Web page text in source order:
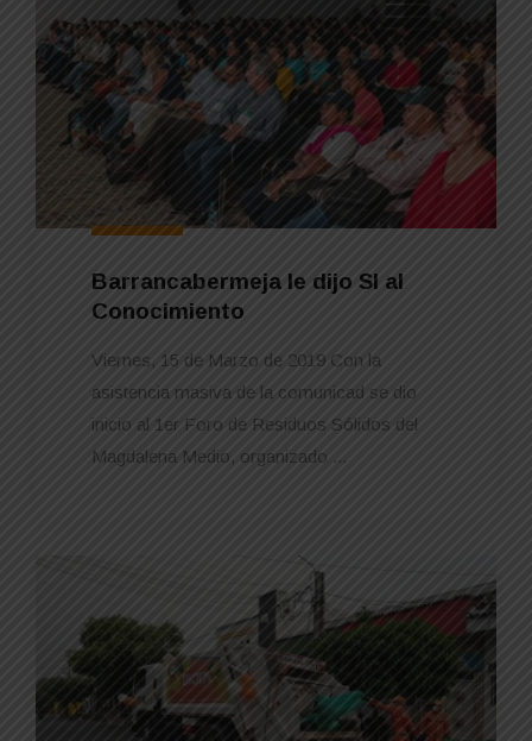
Barrancabermeja le dijo SI al
Conocimiento
Viernes, 15 de Marzo de 2019 Con la
asistencia masiva de la comunicad se dio
inicio al 1er Foro de Residuos Sólidos del
Magdalena Medio, organizado ...